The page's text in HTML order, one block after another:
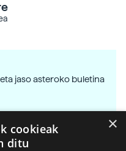
jaso asteroko buletina
×
cookieak
ditu